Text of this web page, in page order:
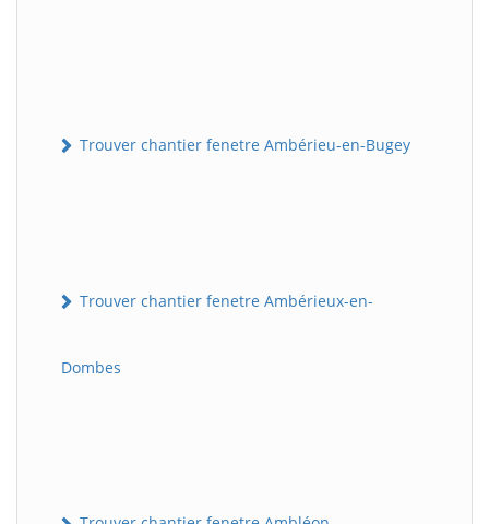
Trouver chantier fenetre Ambérieu-en-Bugey
Trouver chantier fenetre Ambérieux-en-
Dombes